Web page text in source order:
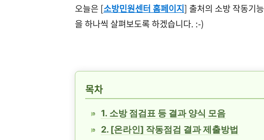
오늘은 [소방민원센터 홈페이지] 출처의 소방 작동기능
을 하나씩 살펴보도록 하겠습니다. :-)
목차
1. 소방 점검표 등 결과 양식 모음
2. [온라인] 작동점검 결과 제출방법